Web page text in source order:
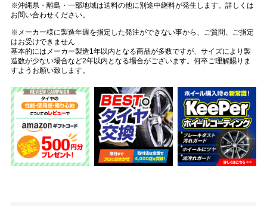
※沖縄県・離島・一部地域は送料の他に別途中継料が発生します。詳しくは
お問い合わせください。
※メーカー様に製造年週を指定した発注ができない事から、ご質問、ご指定
はお受けできません
基本的にはメーカー製造1年以内となる商品が多数ですが、サイズにより製
造数が少ない場合など2年以内となる場合がございます。何卒ご理解賜りま
すようお願い致します。